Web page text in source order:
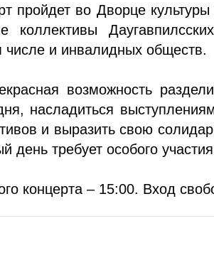
пройдет во Дворце
коллективы
числе и инвалидных обществ.
возможность
насладиться
и выразить свою
день требует особого
концерта – 15:00. Вход